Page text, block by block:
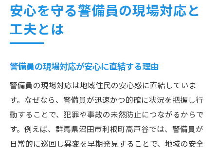
安心を守る警備員の現場対応と
工夫とは
警備員の現場対応が安心に直結する理由
警備員の現場対応は地域住民の安心感に直結していま
す。なぜなら、警備員が迅速かつ的確に状況を把握し行
動することで、犯罪や事故の未然防止につながるからで
す。例えば、群馬県沼田市利根町高戸谷では、警備員が
日常的に巡回し異変を早期発見することで、地域の安全